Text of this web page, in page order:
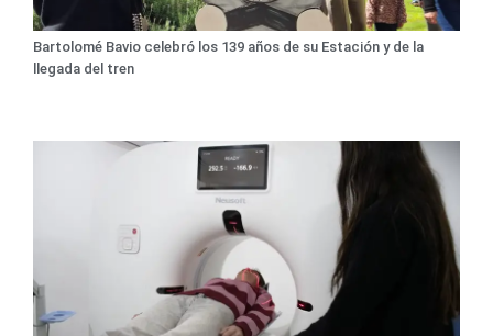
Bartolomé Bavio celebró los 139 años de su Estación y de la
llegada del tren